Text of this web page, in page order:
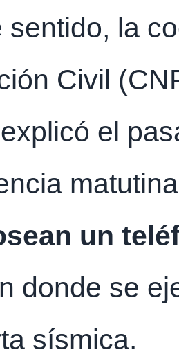
sentido, la
Civil
el
un
donde se
sísmica.